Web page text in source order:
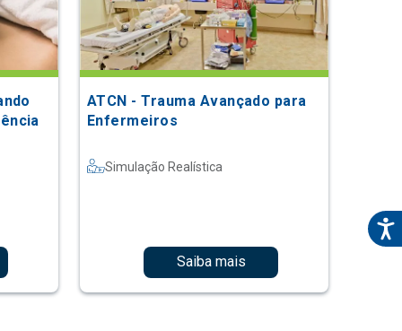
ATCN - Trauma Avançado para
Enfermeiros
Simulação Realística
Saiba mais